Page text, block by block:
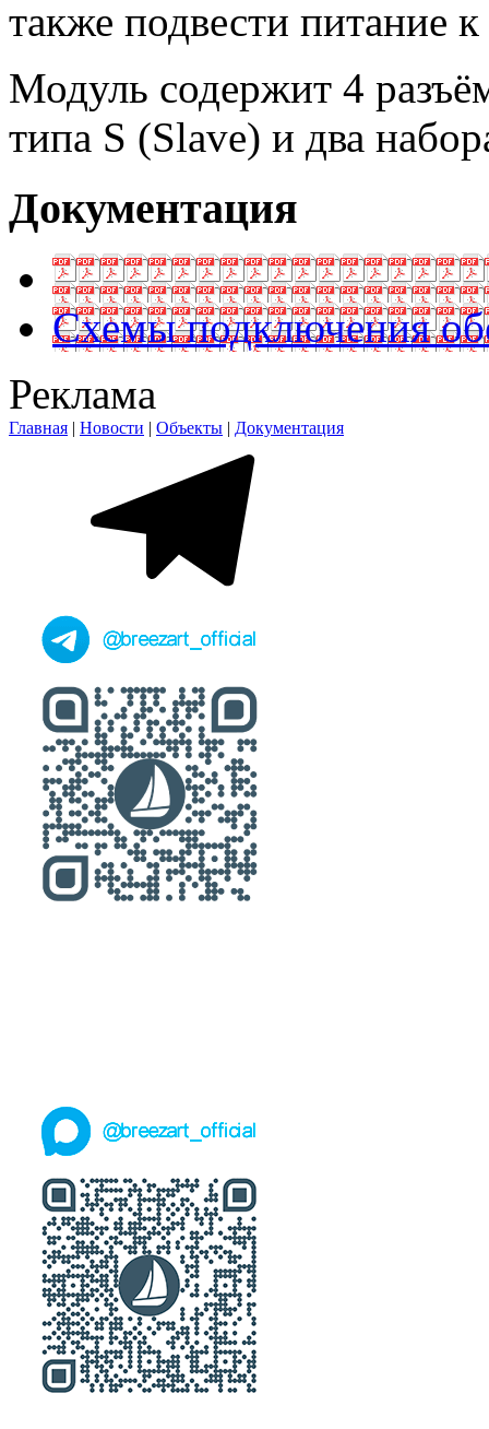
также подвести питание
Модуль содержит 4
типа S (Slave) и два
Документация
Схемы подключения
Реклама
Главная | Новости | Объекты | Документация